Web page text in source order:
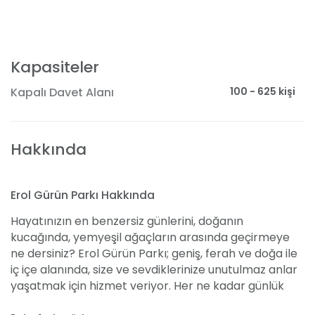
Kapasiteler
Kapalı Davet Alanı 100 - 625 kişi
Hakkında
Erol Gürün Parkı Hakkında
Hayatınızın en benzersiz günlerini, doğanın
kucağında, yemyeşil ağaçların arasında geçirmeye
ne dersiniz? Erol Gürün Parkı; geniş, ferah ve doğa ile
iç içe alanında, size ve sevdiklerinize unutulmaz anlar
yaşatmak için hizmet veriyor. Her ne kadar günlük